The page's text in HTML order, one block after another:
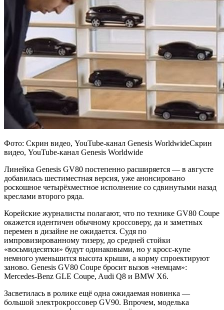
Фото: Скрин видео, YouTube-канал Genesis WorldwideСкрин
видео, YouTube-канал Genesis Worldwide
Линейка Genesis GV80 постепенно расширяется — в августе
добавилась шестиместная версия, уже анонсировано
роскошное четырёхместное исполнение со сдвинутыми назад
креслами второго ряда.
Корейские журналисты полагают, что по технике GV80 Coupe
окажется идентичен обычному кроссоверу, да и заметных
перемен в дизайне не ожидается. Судя по
импровизированному тизеру, до средней стойки
«восьмидесятки» будут одинаковыми, но у кросс-купе
немного уменьшится высота крыши, а корму спроектируют
заново. Genesis GV80 Coupe бросит вызов «немцам»:
Mercedes-Benz GLE Coupe, Audi Q8 и BMW X6.
Засветилась в ролике ещё одна ожидаемая новинка —
большой электрокроссовер GV90. Впрочем, моделька